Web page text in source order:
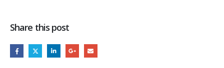
Share this post